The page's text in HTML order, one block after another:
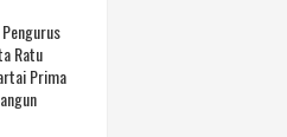
Ratu
Prima